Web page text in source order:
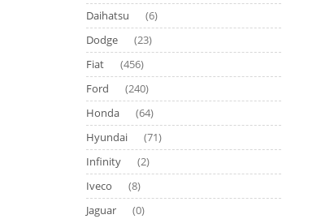
Daihatsu (6)
Dodge (23)
Fiat (456)
Ford (240)
Honda (64)
Hyundai (71)
Infinity (2)
Iveco (8)
Jaguar (0)